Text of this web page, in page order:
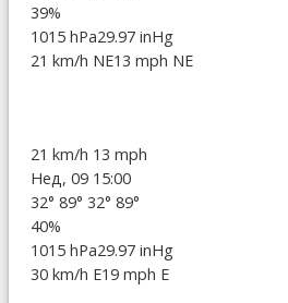
39%
1015 hPa29.97 inHg
21 km/h NE13 mph NE
21 km/h 13 mph
Нед, 09 15:00
32° 89° 32° 89°
40%
1015 hPa29.97 inHg
30 km/h E19 mph E